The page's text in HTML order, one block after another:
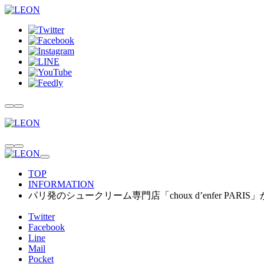
TOP
INFORMATION
パリ発のシュークリーム専門店「choux d’enfer PARIS
Twitter
Facebook
Line
Mail
Pocket